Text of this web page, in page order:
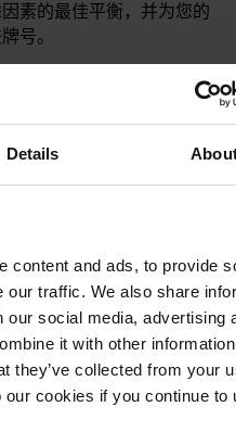
Details
content and ads, to provide
our traffic. We also share
our social media, advertising
it with other
they’ve collected from your
cookies if you continue to
素的最佳平衡，并为您的
号。
独立的项目——我们绝不
们可以根据您的需求量身
应用